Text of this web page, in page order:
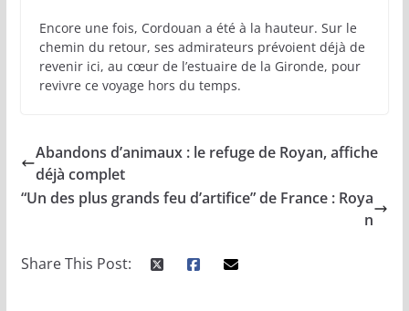
Encore une fois, Cordouan a été à la hauteur. Sur le
chemin du retour, ses admirateurs prévoient déjà de
revenir ici, au cœur de l’estuaire de la Gironde, pour
revivre ce voyage hors du temps.
Abandons d’animaux : le refuge de Royan, affiche
déjà complet
“Un des plus grands feu d’artifice” de France : Roya
n
Share This Post: